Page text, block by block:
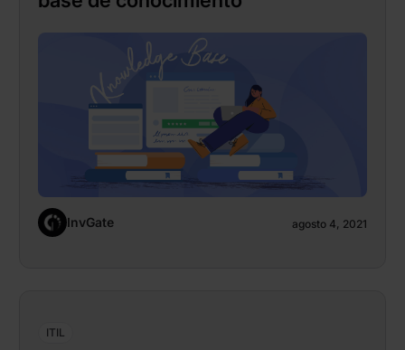
InvGate agosto 4, 2021
ITIL